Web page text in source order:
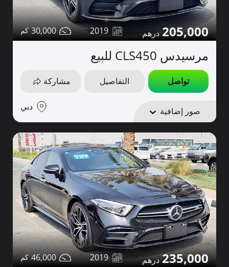
205,000
2019
30,000
مرسيدس CLS450 للبيع
تواصل التفاصيل مشاركة
صور إضافية دبي
235,000
2019
46,000